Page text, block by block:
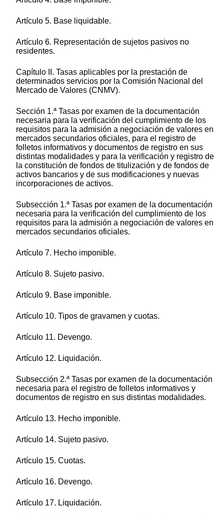
Artículo 5. Base liquidable.
Artículo 6. Representación de sujetos pasivos no
residentes.
Capítulo II. Tasas aplicables por la prestación de
determinados servicios por la Comisión Nacional del
Mercado de Valores (CNMV).
Sección 1.ª Tasas por examen de la documentación
necesaria para la verificación del cumplimiento de los
requisitos para la admisión a negociación de valores en
mercados secundarios oficiales, para el registro de
folletos informativos y documentos de registro en sus
distintas modalidades y para la verificación y registro de
la constitución de fondos de titulización y de fondos de
activos bancarios y de sus modificaciones y nuevas
incorporaciones de activos.
Subsección 1.ª Tasas por examen de la documentación
necesaria para la verificación del cumplimiento de los
requisitos para la admisión a negociación de valores en
mercados secundarios oficiales.
Artículo 7. Hecho imponible.
Artículo 8. Sujeto pasivo.
Artículo 9. Base imponible.
Artículo 10. Tipos de gravamen y cuotas.
Artículo 11. Devengo.
Artículo 12. Liquidación.
Subsección 2.ª Tasas por examen de la documentación
necesaria para el registro de folletos informativos y
documentos de registro en sus distintas modalidades.
Artículo 13. Hecho imponible.
Artículo 14. Sujeto pasivo.
Artículo 15. Cuotas.
Artículo 16. Devengo.
Artículo 17. Liquidación.